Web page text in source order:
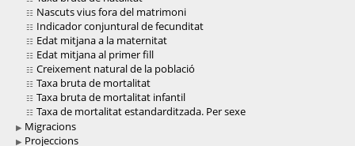
Nascuts vius fora del matrimoni
Indicador conjuntural de fecunditat
Edat mitjana a la maternitat
Edat mitjana al primer fill
Creixement natural de la població
Taxa bruta de mortalitat
Taxa bruta de mortalitat infantil
Taxa de mortalitat estandarditzada. Per sexe
Migracions
Projeccions